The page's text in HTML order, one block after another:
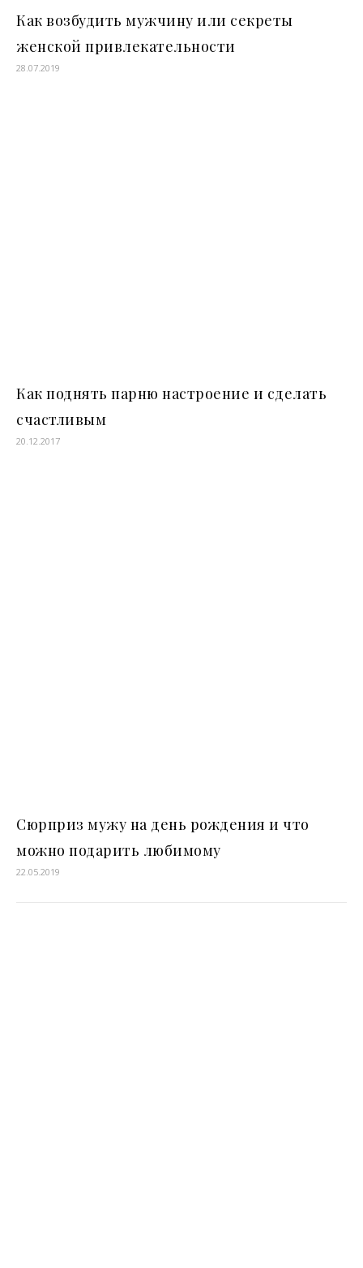
Как возбудить мужчину или секреты
женской привлекательности
28.07.2019
Как поднять парню настроение и сделать
счастливым
20.12.2017
Сюрприз мужу на день рождения и что
можно подарить любимому
22.05.2019